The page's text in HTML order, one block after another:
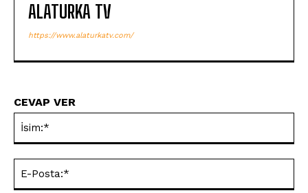
ALATURKA TV
https://www.alaturkatv.com/
CEVAP VER